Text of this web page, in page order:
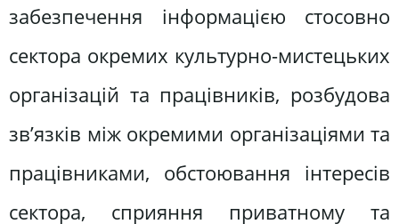
забезпечення інформацією стосовно
сектора окремих культурно-мистецьких
організацій та працівників, розбудова
зв’язків між окремими організаціями та
працівниками, обстоювання інтересів
сектора, сприяння приватному та